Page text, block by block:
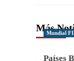
MásMundial
Países